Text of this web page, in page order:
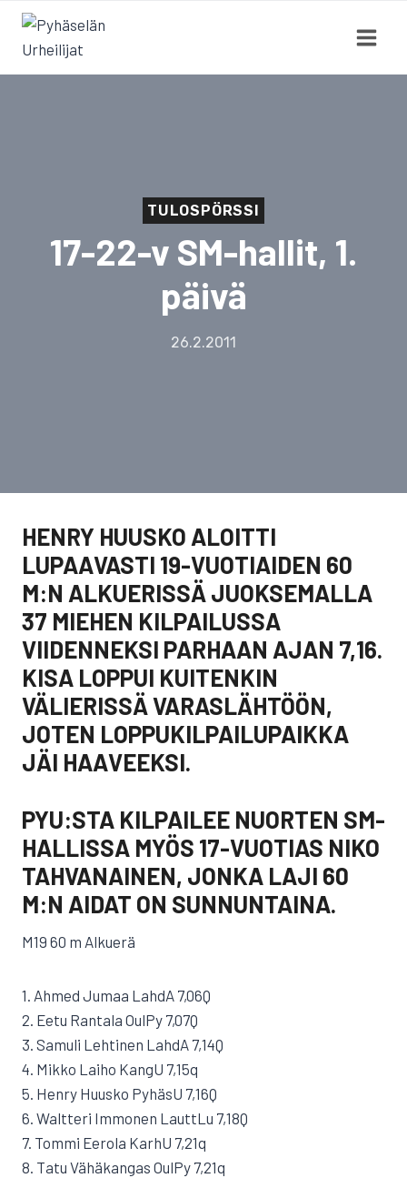
Siirry
sisältöön
TULOSPÖRSSI
17-22-v SM-hallit, 1.
päivä
26.2.2011
HENRY HUUSKO ALOITTI
LUPAAVASTI 19-VUOTIAIDEN 60
M:N ALKUERISSÄ JUOKSEMALLA
37 MIEHEN KILPAILUSSA
VIIDENNEKSI PARHAAN AJAN 7,16.
KISA LOPPUI KUITENKIN
VÄLIERISSÄ VARASLÄHTÖÖN,
JOTEN LOPPUKILPAILUPAIKKA
JÄI HAAVEEKSI.
PYU:STA KILPAILEE NUORTEN SM-
HALLISSA MYÖS 17-VUOTIAS NIKO
TAHVANAINEN, JONKA LAJI 60
M:N AIDAT ON SUNNUNTAINA.
M19 60 m Alkuerä
1. Ahmed Jumaa LahdA 7,06Q
2. Eetu Rantala OulPy 7,07Q
3. Samuli Lehtinen LahdA 7,14Q
4. Mikko Laiho KangU 7,15q
5. Henry Huusko PyhäsU 7,16Q
6. Waltteri Immonen LauttLu 7,18Q
7. Tommi Eerola KarhU 7,21q
8. Tatu Vähäkangas OulPy 7,21q